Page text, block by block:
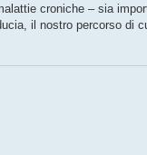
croniche – sia
il nostro percorso di